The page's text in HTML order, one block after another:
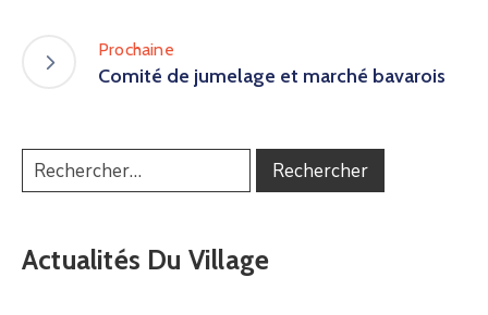
Prochaine
Comité de jumelage et marché bavarois
Actualités Du Village